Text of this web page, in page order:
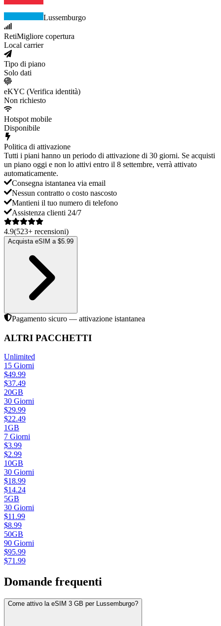
Lussemburgo
RetiMigliore copertura
Local carrier
Tipo di piano
Solo dati
eKYC (Verifica identità)
Non richiesto
Hotspot mobile
Disponibile
Politica di attivazione
Tutti i piani hanno un periodo di attivazione di 30 giorni. Se acquisti
un piano oggi e non lo attivi entro il 8 settembre, verrà attivato
automaticamente.
Consegna istantanea via email
Nessun contratto o costo nascosto
Mantieni il tuo numero di telefono
Assistenza clienti 24/7
4.9(523+ recensioni)
Acquista eSIM a $5.99
Pagamento sicuro — attivazione istantanea
ALTRI PACCHETTI
Unlimited
15 Giorni
$49.99
$37.49
20GB
30 Giorni
$29.99
$22.49
1GB
7 Giorni
$3.99
$2.99
10GB
30 Giorni
$18.99
$14.24
5GB
30 Giorni
$11.99
$8.99
50GB
90 Giorni
$95.99
$71.99
Domande frequenti
Come attivo la eSIM 3 GB per Lussemburgo?